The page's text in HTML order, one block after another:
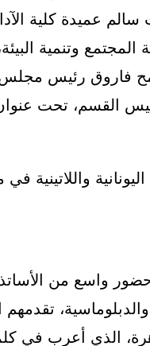
عميدة كلية
وتنمية
فاروق رئيس مجلس
القسم، تحت
اليونانية
واسع من الأساتذة
تقدمهم
الذي أعرب في